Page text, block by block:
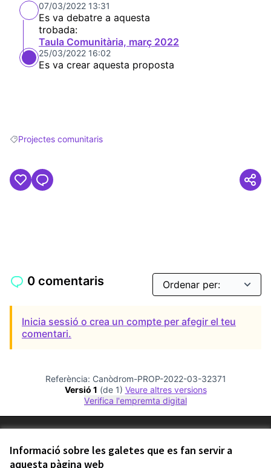
Informació sobre les galetes que es fan servir a
aquesta pàgina web
07/03/2022 13:31
Es va debatre a aquesta
trobada:
Taula Comunitària, març 2022
25/03/2022 16:02
Es va crear aquesta proposta
Resultats en filtrar per: Projectes comunitaris
Projectes comunitaris
0 comentaris
Inicia sessió o crea un compte per afegir el teu
comentari.
Referència: Canòdrom-PROP-2022-03-32371
Versió 1 (de 1)
veure altres versions
Verifica l'empremta digital
Configuració de les galetes
Comunitat Canòdrom a Facebook
(Link externo)
Comunitat Canòdrom a Instagram
(Link externo)
Comunitat Canòdrom a YouTube
(Link externo)
Català
Triar la llenguaElegir el idioma